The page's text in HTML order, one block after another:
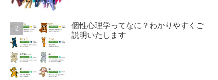
個性心理学ってなに？わかりやすくご
説明いたします